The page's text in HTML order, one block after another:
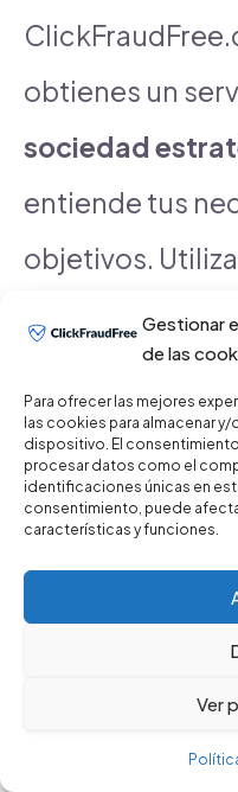
Gestionar
de las
Para ofrecer las mejores
las cookies para almacenar
dispositivo. El
procesar datos como el
identificaciones únicas en
consentimiento, puede
características y funciones.
Ver
obtienes un
sociedad
entiende tus
objetivos.
tiempo real
estrategias de
garantizar que
paso adelante
defraudadores.
nuestras
análisis, puedes
entender mejor
de tus